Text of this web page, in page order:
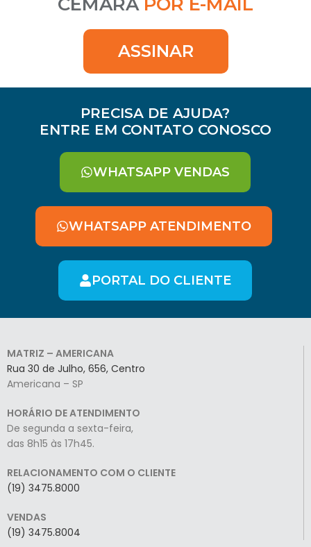
ASSINAR
PRECISA DE AJUDA?
ENTRE EM CONTATO CONOSCO
WHATSAPP VENDAS
WHATSAPP ATENDIMENTO
PORTAL DO CLIENTE
MATRIZ – AMERICANA
Rua 30 de Julho, 656, Centro
Americana – SP
HORÁRIO DE ATENDIMENTO
De segunda a sexta-feira,
das 8h15 às 17h45.
RELACIONAMENTO COM O CLIENTE
(19) 3475.8000
VENDAS
(19) 3475.8004